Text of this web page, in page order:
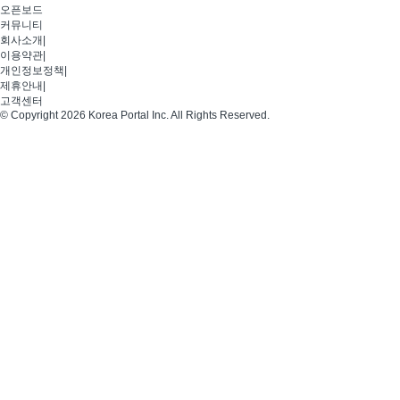
오픈보드
커뮤니티
회사소개
이용약관
개인정보정책
제휴안내
고객센터
© Copyright 2026 Korea Portal Inc. All Rights Reserved.